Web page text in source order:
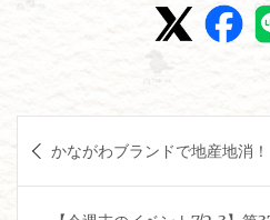
稿 かながわブランドで地産地消！